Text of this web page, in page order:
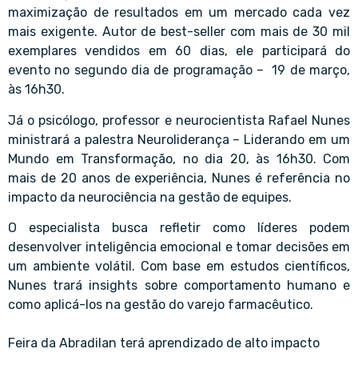
maximização de resultados em um mercado cada vez
mais exigente. Autor de best-seller com mais de 30 mil
exemplares vendidos em 60 dias, ele participará do
evento no segundo dia de programação – 19 de março,
às 16h30.
Já o psicólogo, professor e neurocientista Rafael Nunes
ministrará a palestra Neuroliderança – Liderando em um
Mundo em Transformação, no dia 20, às 16h30. Com
mais de 20 anos de experiência, Nunes é referência no
impacto da neurociência na gestão de equipes.
O especialista busca refletir como líderes podem
desenvolver inteligência emocional e tomar decisões em
um ambiente volátil. Com base em estudos científicos,
Nunes trará insights sobre comportamento humano e
como aplicá-los na gestão do varejo farmacêutico.
Feira da Abradilan terá aprendizado de alto impacto